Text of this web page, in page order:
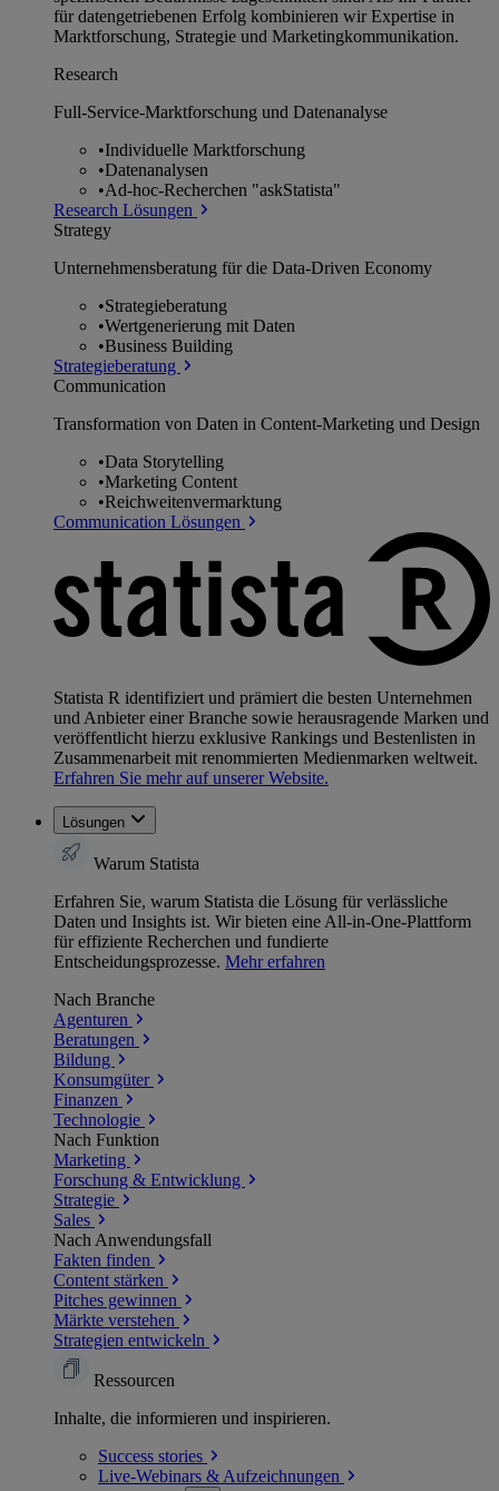
für datengetriebenen Erfolg kombinieren wir Expertise in
Marktforschung, Strategie und Marketingkommunikation.
Research
Full-Service-Marktforschung und Datenanalyse
•Individuelle Marktforschung
•Datenanalysen
•Ad-hoc-Recherchen "askStatista"
Research Lösungen
Strategy
Unternehmens­beratung für die Data-Driven Economy
•Strategieberatung
•Wertgenerierung mit Daten
•Business Building
Strategieberatung
Communication
Transformation von Daten in Content-Marketing und Design
•Data Storytelling
•Marketing Content
•Reichweitenvermarktung
Communication Lösungen
Statista R identifiziert und prämiert die besten Unternehmen
und Anbieter einer Branche sowie herausragende Marken und
veröffentlicht hierzu exklusive Rankings und Bestenlisten in
Zusammenarbeit mit renommierten Medienmarken weltweit.
Erfahren Sie mehr auf unserer Website.
Lösungen
Warum Statista
Erfahren Sie, warum Statista die Lösung für verlässliche
Daten und Insights ist. Wir bieten eine All-in-One-Plattform
für effiziente Recherchen und fundierte
Entscheidungsprozesse. Mehr erfahren
Nach Branche
Agenturen
Beratungen
Bildung
Konsumgüter
Finanzen
Technologie
Nach Funktion
Marketing
Forschung & Entwicklung
Strategie
Sales
Nach Anwendungsfall
Fakten finden
Content stärken
Pitches gewinnen
Märkte verstehen
Strategien entwickeln
Ressourcen
Inhalte, die informieren und inspirieren.
Success stories
Live-Webinars & Aufzeichnungen